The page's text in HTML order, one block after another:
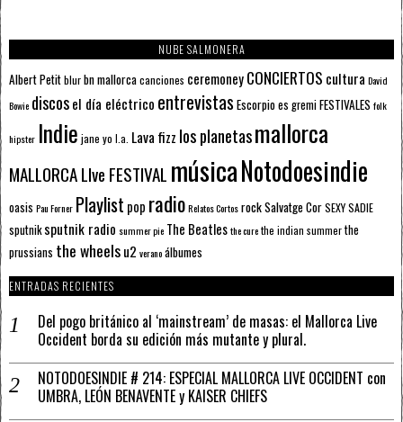
NUBE SALMONERA
Albert Petitblurbn mallorcacanciones ceremoneyCONCIERTOS cultura David
Bowie discosel día eléctrico entrevistas Escorpioes gremiFESTIVALES folk
hipster Indie jane yo l.a. Lava fizz los planetasmallorca
MALLORCA LIve FESTIVAL músicaNotodoesindie
oasis Pau Forner Playlist pop radioRelatos CortosrockSalvatge CorSEXY SADIE
sputnik sputnik radio summer pie The Beatlesthe curethe indian summerthe
prussians the wheelsu2 veranoálbumes
ENTRADAS RECIENTES
Del pogo británico al ‘mainstream’ de masas: el Mallorca Live
Occident borda su edición más mutante y plural.
NOTODOESINDIE # 214: ESPECIAL MALLORCA LIVE OCCIDENT con
UMBRA, LEÓN BENAVENTE y KAISER CHIEFS